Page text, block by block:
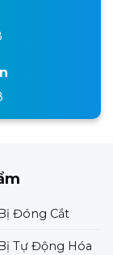
Đóng Cắt
Tự Động Hóa